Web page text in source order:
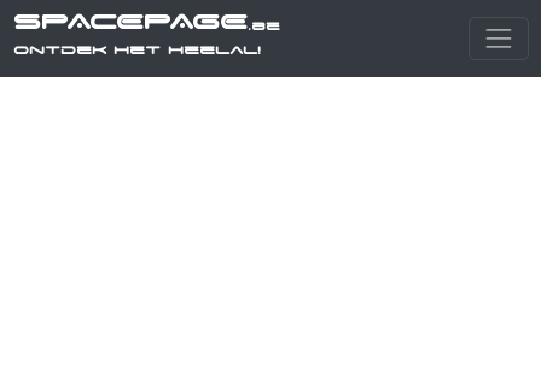
SPACEPAGE.be
Ontdek het heelal!